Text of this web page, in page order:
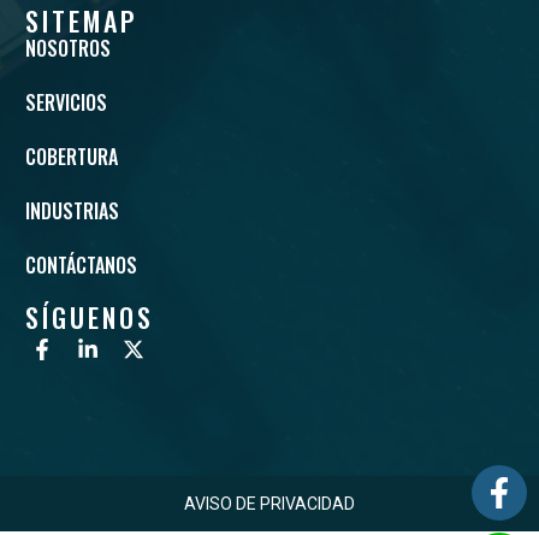
SITEMAP
NOSOTROS
SERVICIOS
COBERTURA
INDUSTRIAS
CONTÁCTANOS
SÍGUENOS
AVISO DE PRIVACIDAD